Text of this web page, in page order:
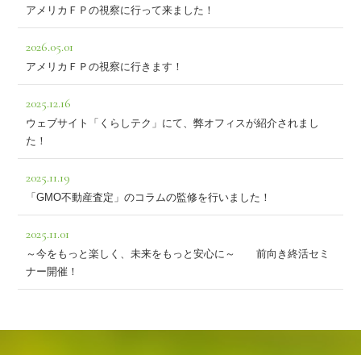
アメリカＦＰの視察に行って来ました！
2026.05.01
アメリカＦＰの視察に行きます！
2025.12.16
ウェブサイト「くらしテク」にて、弊オフィスが紹介されまし
た！
2025.11.19
「GMO不動産査定」のコラムの監修を行いました！
2025.11.01
～今をもっと楽しく、未来をもっと安心に～ 前向き終活セミ
ナー開催！